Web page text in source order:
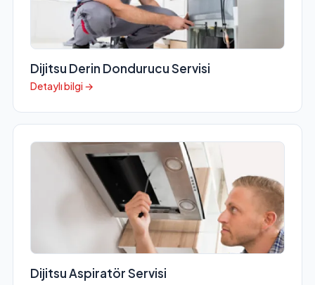
Dijitsu Derin Dondurucu Servisi
Detaylı bilgi →
Dijitsu Aspiratör Servisi